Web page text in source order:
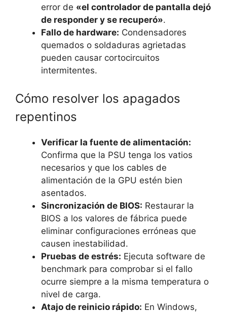
error de «el controlador de pantalla dejó
de responder y se recuperó».
Fallo de hardware: Condensadores
quemados o soldaduras agrietadas
pueden causar cortocircuitos
intermitentes.
Cómo resolver los apagados
repentinos
Verificar la fuente de alimentación:
Confirma que la PSU tenga los vatios
necesarios y que los cables de
alimentación de la GPU estén bien
asentados.
Sincronización de BIOS: Restaurar la
BIOS a los valores de fábrica puede
eliminar configuraciones erróneas que
causen inestabilidad.
Pruebas de estrés: Ejecuta software de
benchmark para comprobar si el fallo
ocurre siempre a la misma temperatura o
nivel de carga.
Atajo de reinicio rápido: En Windows,